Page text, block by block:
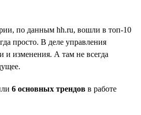
по данным hh.ru, вошли в топ-10
просто. В деле управления
и изменения. А там не всегда
6 основных трендов в работе